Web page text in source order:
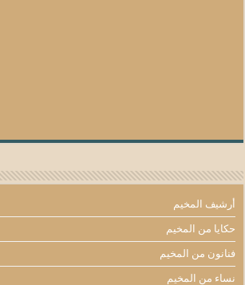
أرشيف المخيم
حكايا من المخيم
فنانون من المخيم
نساء من المخيم